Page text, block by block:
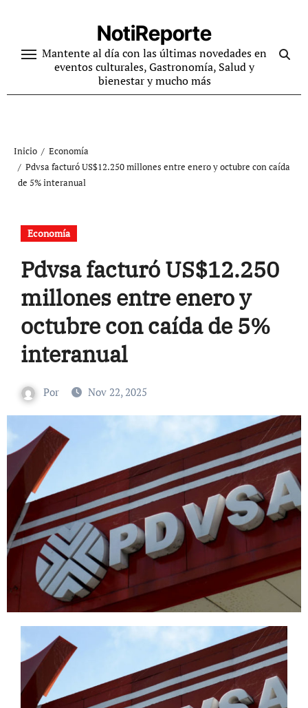
contenido
NotiReporte
Mantente al día con las últimas novedades en
eventos culturales, Gastronomía, Salud y
bienestar y mucho más
Inicio
Economía
Pdvsa facturó US$12.250 millones entre enero y octubre con caída
de 5% interanual
Economía
Pdvsa facturó US$12.250
millones entre enero y
octubre con caída de 5%
interanual
Por Nov 22, 2025